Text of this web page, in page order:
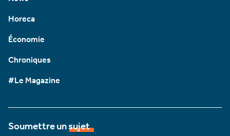
Horeca
Économie
Chroniques
#Le Magazine
Soumettre un sujet